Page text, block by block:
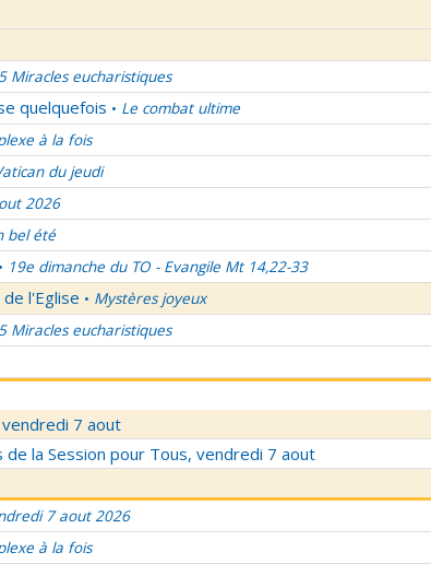
Miracles eucharistiques
quelquefois • Le combat ultime
à la fois
du jeudi
2026
bel été
• 19e dimanche du TO - Evangile Mt 14,22-33
l'Eglise • Mystères joyeux
Miracles eucharistiques
7 aout
la Session pour Tous, vendredi 7 aout
7 aout 2026
à la fois